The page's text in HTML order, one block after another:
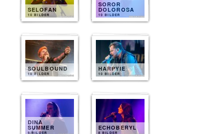
SELOFAN
10 BILDER
SOROR
DOLOROSA
10 BILDER
SOULBOUND
10 BILDER
HARPYIE
10 BILDER
DINA
SUMMER
9 BILDER
ECHOBERYL
8 BILDER